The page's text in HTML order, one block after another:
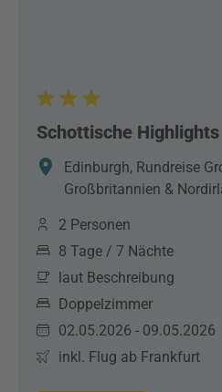
Schottische Highlights
Edinburgh, Rundreise
Großbritannien &
2 Personen
8 Tage / 7 Nächte
laut Beschreibung
Doppelzimmer
02.05.2026 - 09.05.2026
inkl. Flug ab Frankfurt